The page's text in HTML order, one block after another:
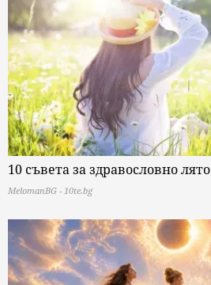
10 съвета за здравословно лято
MelomanBG - 10te.bg